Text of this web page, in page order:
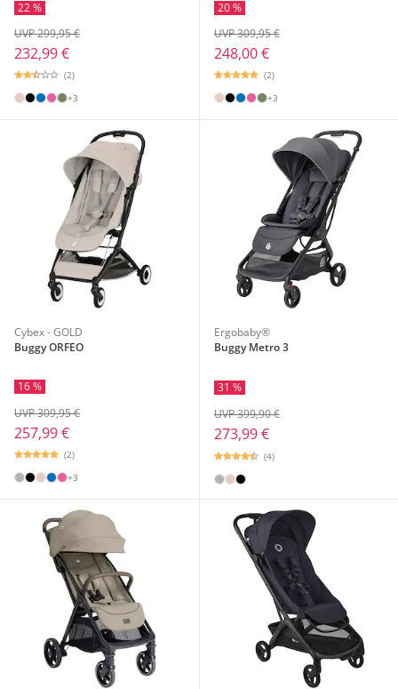
22 %
232,99 €
UVP 299,95 €
(2)
+3
20 %
248,00 €
UVP 309,95 €
(2)
+3
Cybex - GOLD
Buggy ORFEO
16 %
257,99 €
UVP 309,95 €
(2)
+3
Ergobaby®
Buggy Metro 3
31 %
273,99 €
UVP 399,90 €
(4)